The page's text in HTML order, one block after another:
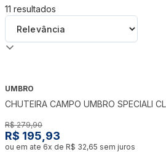
11 resultados
UMBRO
CHUTEIRA CAMPO UMBRO SPECIALI
R$ 279,90
R$ 195,93
ou em ate 6x de R$ 32,65 sem juros